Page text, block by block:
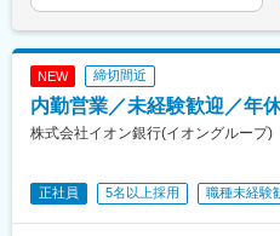
大学駅、新小金井駅、立飛駅
子駅、用賀駅、新大久保駅、
駅、小机駅、西横浜駅、港南
駅、向河原駅、県立大学駅、
駅、伊那市駅、平田駅(長野
NEW 締切間近
内勤営業／未経験歓迎／年
株式会社イオン銀行(イオングループ)
正社員 5名以上採用 職種未経験